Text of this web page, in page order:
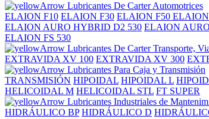
Lubricantes De Carter Automotrices
ELAION F10 ELAION F30 ELAION F50 ELAION
ELAION AURO HYBRID D2 530 ELAION
ELAION FS 530
Lubricantes De Carter Transporte,
EXTRAVIDA XV 100 EXTRAVIDA XV 300
Lubricantes Para Caja y Transmisión
TRANSMISIÓN HIPOIDAL HIPOIDAL L
HELICOIDAL M HELICOIDAL STL FT SUPER
Lubricantes Industriales de
HIDRÁULICO BP HIDRÁULICO D